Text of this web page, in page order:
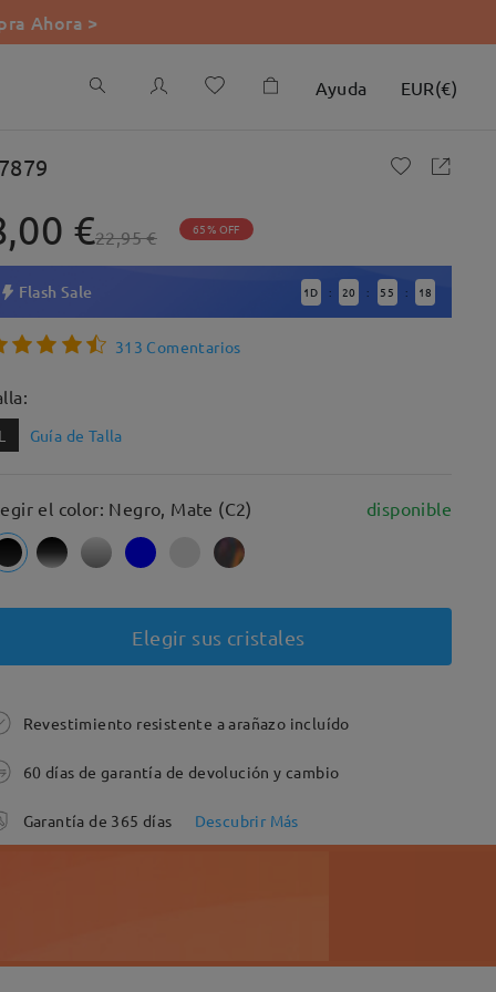
Ahora >
Ayuda EUR(€)
€22,95 € 65% OFF
Flash Sale 1 D : 20 : 55 : 17
313 Comentarios
L Guía de Talla
el color: Negro, Mate (C2) disponible
Elegir sus cristales
Revestimiento resistente a arañazo incluído
60 días de garantía de devolución y cambio
Garantía de 365 días Descubrir Más